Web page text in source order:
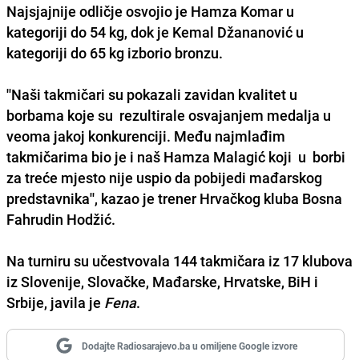
Najsjajnije odličje osvojio je Hamza Komar u
kategoriji do 54 kg, dok je Kemal Džananović u
kategoriji do 65 kg izborio bronzu.
''Naši takmičari su pokazali zavidan kvalitet u
borbama koje su rezultirale osvajanjem medalja u
veoma jakoj konkurenciji. Među najmlađim
takmičarima bio je i naš Hamza Malagić koji u borbi
za treće mjesto nije uspio da pobijedi mađarskog
predstavnika'', kazao je trener Hrvačkog kluba Bosna
Fahrudin Hodžić.
Na turniru su učestvovala 144takmičara iz 17 klubova
iz Slovenije, Slovačke, Mađarske, Hrvatske, BiH i
Srbije, javila je Fena.
Dodajte Radiosarajevo.ba u omiljene Google izvore